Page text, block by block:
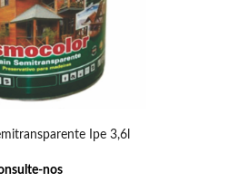
Ipe 3,6l
nos